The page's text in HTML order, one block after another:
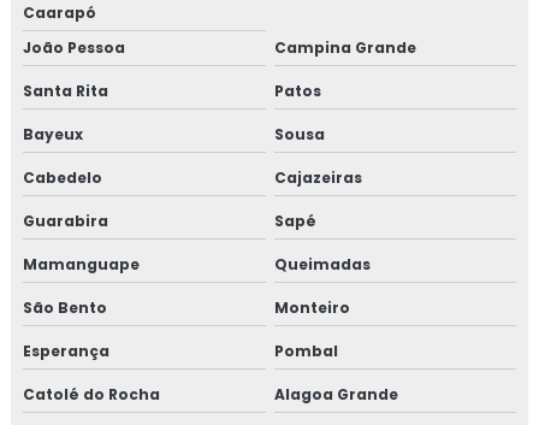
Caarapó
João Pessoa
Campina Grande
Santa Rita Patos
Bayeux Sousa
Cabedelo Cajazeiras
Guarabira Sapé
Mamanguape Queimadas
São Bento Monteiro
Esperança Pombal
Catolé do Rocha Alagoa Grande